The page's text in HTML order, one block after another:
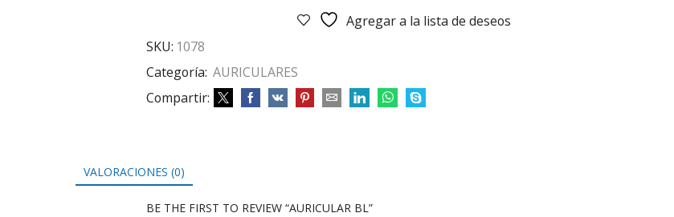
Agregar a la lista de deseos
SKU: 1078
Categoría: AURICULARES
Compartir:
VALORACIONES (0)
BE THE FIRST TO REVIEW “AURICULAR BL”